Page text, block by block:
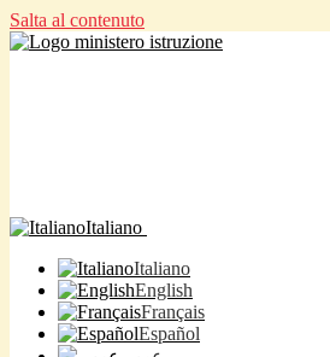
Salta al contenuto
Italiano
Italiano
English
Français
Español